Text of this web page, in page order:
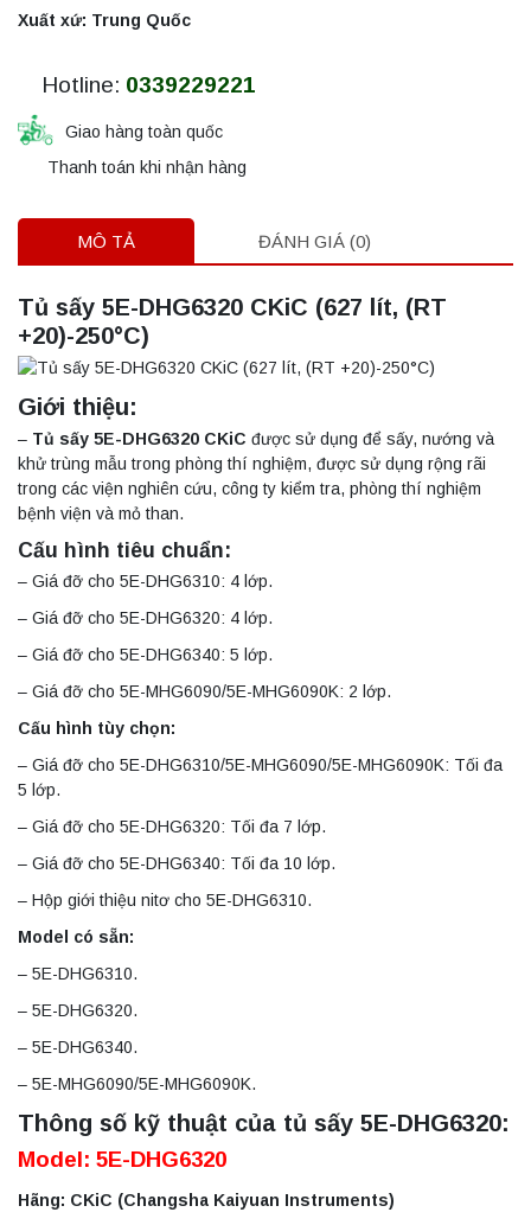
Xuất xứ: Trung Quốc
Hotline: 0339229221
Giao hàng toàn quốc
Thanh toán khi nhận hàng
MÔ TẢ ĐÁNH GIÁ (0)
Tủ sấy 5E-DHG6320 CKiC (627 lít, (RT
+20)-250°C)
Giới thiệu:
– Tủ sấy 5E-DHG6320 CKiC được sử dụng để sấy, nướng và
khử trùng mẫu trong phòng thí nghiệm, được sử dụng rộng rãi
trong các viện nghiên cứu, công ty kiểm tra, phòng thí nghiệm
bệnh viện và mỏ than.
Cấu hình tiêu chuẩn:
– Giá đỡ cho 5E-DHG6310: 4 lớp.
– Giá đỡ cho 5E-DHG6320: 4 lớp.
– Giá đỡ cho 5E-DHG6340: 5 lớp.
– Giá đỡ cho 5E-MHG6090/5E-MHG6090K: 2 lớp.
Cấu hình tùy chọn:
– Giá đỡ cho 5E-DHG6310/5E-MHG6090/5E-MHG6090K: Tối đa
5 lớp.
– Giá đỡ cho 5E-DHG6320: Tối đa 7 lớp.
– Giá đỡ cho 5E-DHG6340: Tối đa 10 lớp.
– Hộp giới thiệu nitơ cho 5E-DHG6310.
Model có sẵn:
– 5E-DHG6310.
– 5E-DHG6320.
– 5E-DHG6340.
– 5E-MHG6090/5E-MHG6090K.
Thông số kỹ thuật của tủ sấy 5E-DHG6320:
Model: 5E-DHG6320
Hãng: CKiC (Changsha Kaiyuan Instruments)